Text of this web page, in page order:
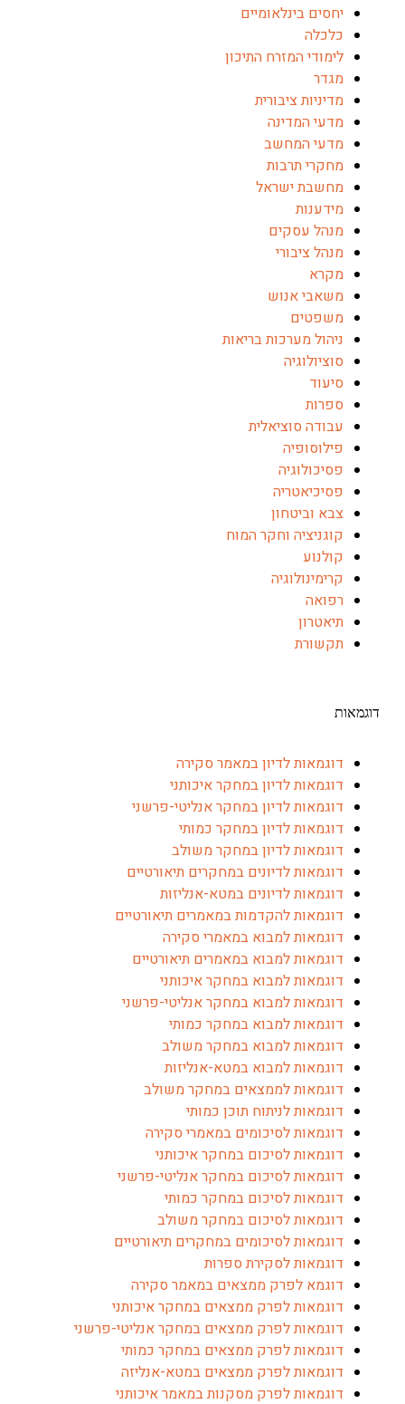
יחסים בינלאומיים
כלכלה
לימודי המזרח התיכון
מדיניות ציבורית
מדעי המדינה
מדעי המחשב
מחקרי תרבות
מחשבת ישראל
מידענות
מנהל עסקים
מנהל ציבורי
מקרא
משאבי אנוש
משפטים
ניהול מערכות בריאות
סוציולוגיה
סיעוד
ספרות
עבודה סוציאלית
פילוסופיה
פסיכולוגיה
פסיכיאטריה
צבא וביטחון
קוגניציה וחקר המוח
קולנוע
קרימינולוגיה
רפואה
תיאטרון
תקשורת
דוגמאות לדיון במאמר סקירה
דוגמאות לדיון במחקר איכותני
דוגמאות לדיון במחקר אנליטי-פרשני
דוגמאות לדיון במחקר כמותי
דוגמאות לדיון במחקר משולב
דוגמאות לדיונים במחקרים תיאורטיים
דוגמאות לדיונים במטא-אנליזות
דוגמאות להקדמות במאמרים תיאורטיים
דוגמאות למבוא במאמרי סקירה
דוגמאות למבוא במאמרים תיאורטיים
דוגמאות למבוא במחקר איכותני
דוגמאות למבוא במחקר אנליטי-פרשני
דוגמאות למבוא במחקר כמותי
דוגמאות למבוא במחקר משולב
דוגמאות למבוא במטא-אנליזות
דוגמאות לממצאים במחקר משולב
דוגמאות לניתוח תוכן כמותי
דוגמאות לסיכומים במאמרי סקירה
דוגמאות לסיכום במחקר איכותני
דוגמאות לסיכום במחקר אנליטי-פרשני
דוגמאות לסיכום במחקר כמותי
דוגמאות לסיכום במחקר משולב
דוגמאות לסיכומים במחקרים תיאורטיים
דוגמאות לסקירת ספרות
דוגמא לפרק ממצאים במאמר סקירה
דוגמאות לפרק ממצאים במחקר איכותני
דוגמאות לפרק ממצאים במחקר אנליטי-פרשני
דוגמאות לפרק ממצאים במחקר כמותי
דוגמאות לפרק ממצאים במטא-אנליזה
דוגמאות לפרק מסקנות במאמר איכותני